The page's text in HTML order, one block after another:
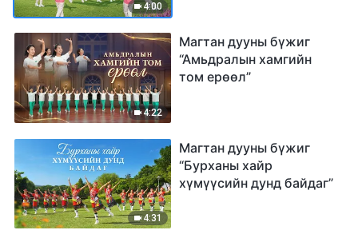
4:00
4:22
Магтан дууны бүжиг
“Амьдралын хамгийн
том ерөөл”
4:31
Магтан дууны бүжиг
“Бурханы хайр
хүмүүсийн дунд байдаг”